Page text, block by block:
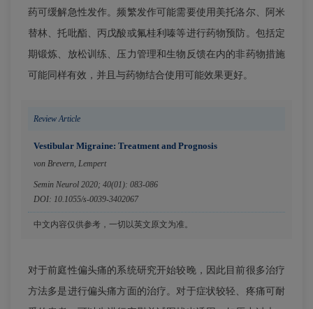
药可缓解急性发作。频繁发作可能需要使用美托洛尔、阿米
替林、托吡酯、丙戊酸或氟桂利嗪等进行药物预防。包括定
期锻炼、放松训练、压力管理和生物反馈在内的非药物措施
可能同样有效，并且与药物结合使用可能效果更好。
Review Article
Vestibular Migraine: Treatment and Prognosis
von Brevern, Lempert
Semin Neurol 2020; 40(01): 083-086
DOI: 10.1055/s-0039-3402067
中文内容仅供参考，一切以英文原文为准。
对于前庭性偏头痛的系统研究开始较晚，因此目前很多治疗
方法多是进行偏头痛方面的治疗。对于症状较轻、疼痛可耐